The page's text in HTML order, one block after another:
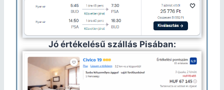
Jó értékelésű szállás Pisában: